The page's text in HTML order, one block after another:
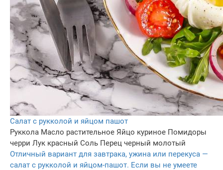
Салат с рукколой и яйцом пашот
Руккола Масло растительное Яйцо куриное Помидоры
черри Лук красный Соль Перец черный молотый
Отличный вариант для завтрака, ужина или перекуса —
салат с рукколой и яйцом-пашот. Если вы не умеете